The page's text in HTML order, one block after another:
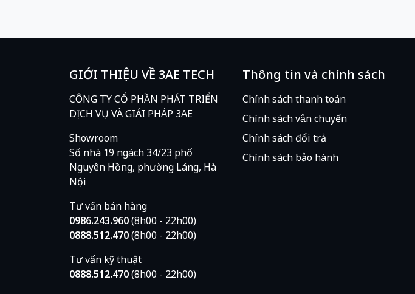
GIỚI THIỆU VỀ 3AE TECH
CÔNG TY CỔ PHẦN PHÁT TRIỂN
DỊCH VỤ VÀ GIẢI PHÁP 3AE
Showroom
Số nhà 19 ngách 34/23 phố
Nguyên Hồng, phường Láng, Hà
Nội
Tư vấn bán hàng
0986.243.960(8h00 - 22h00)
0888.512.470(8h00 - 22h00)
Tư vấn kỹ thuật
0888.512.470(8h00 - 22h00)
Thông tin và chính sách
Chính sách thanh toán
Chính sách vận chuyển
Chính sách đổi trả
Chính sách bảo hành